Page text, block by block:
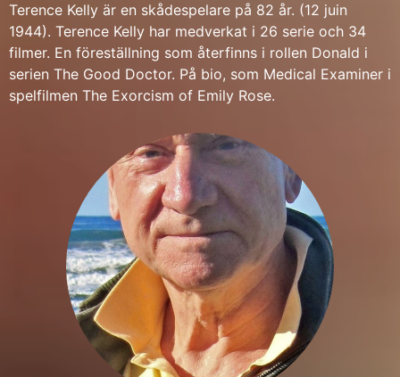
Terence Kelly är en skådespelare på 82 år. (12 juin
1944). Terence Kelly har medverkat i 26 serie och 34
filmer. En föreställning som återfinns i rollen Donald i
serien The Good Doctor. På bio, som Medical Examiner i
spelfilmen The Exorcism of Emily Rose.